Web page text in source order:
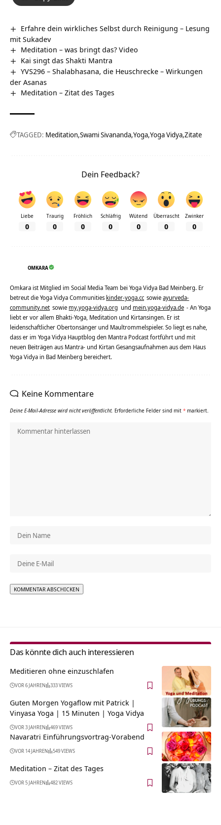
Erfahre dein wirkliches Selbst durch Reinigung – Lesung
mit Sukadev
Meditation – was bringt das? Video
Kai singt das Shakti Mantra
YVS296 – Shalabhasana, die Heuschrecke – Wirkungen
der Asanas
Meditation – Zitat des Tages
TAGGED: Meditation Swami Sivananda Yoga Yoga Vidya Zitate
Dein Feedback?
Liebe
0
Traurig
0
Fröhlich
0
Schläfrig
0
Wütend
0
Überrascht
0
Zwinker
0
OMKARA
Omkara ist Mitglied im Social Media Team bei Yoga Vidya Bad Meinberg. Er
betreut die Yoga Vidya Communities kinder-yoga.cc sowieayurveda-
community.net sowie my.yoga-vidya.org und mein.yoga-vidya.de - An Yoga
liebt er vor allem Bhakti-Yoga, Meditation und Kirtansingen. Er ist
leidenschaftlicher Obertonsänger und Maultrommelspieler. So liegt es nahe,
dass er im Yoga Vidya Hauptblog den Mantra Podcast fortführt und mit
neuen Beiträgen aus Mantra- und Kirtan Gesangsaufnahmen aus dem Haus
Yoga Vidya in Bad Meinberg bereichert.
Keine Kommentare
Deine E-Mail-Adresse wird nicht veröffentlicht. Erforderliche Felder sind mit * markiert.
Das könnte dich auch interessieren
Meditieren ohne einzuschlafen
VOR 6 JAHREN 333 VIEWS
Guten Morgen Yogaflow mit Patrick |
Vinyasa Yoga | 15 Minuten | Yoga Vidya
VOR 3 JAHREN 469 VIEWS
Navaratri Einführungsvortrag-Vorabend
VOR 14 JAHREN 549 VIEWS
Meditation – Zitat des Tages
VOR 5 JAHREN 482 VIEWS